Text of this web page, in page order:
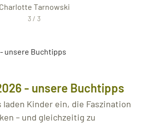
Charlotte Tarnowski
3 / 3
- unsere Buchtipps
Kinder ein, die Faszination
– und gleichzeitig zu